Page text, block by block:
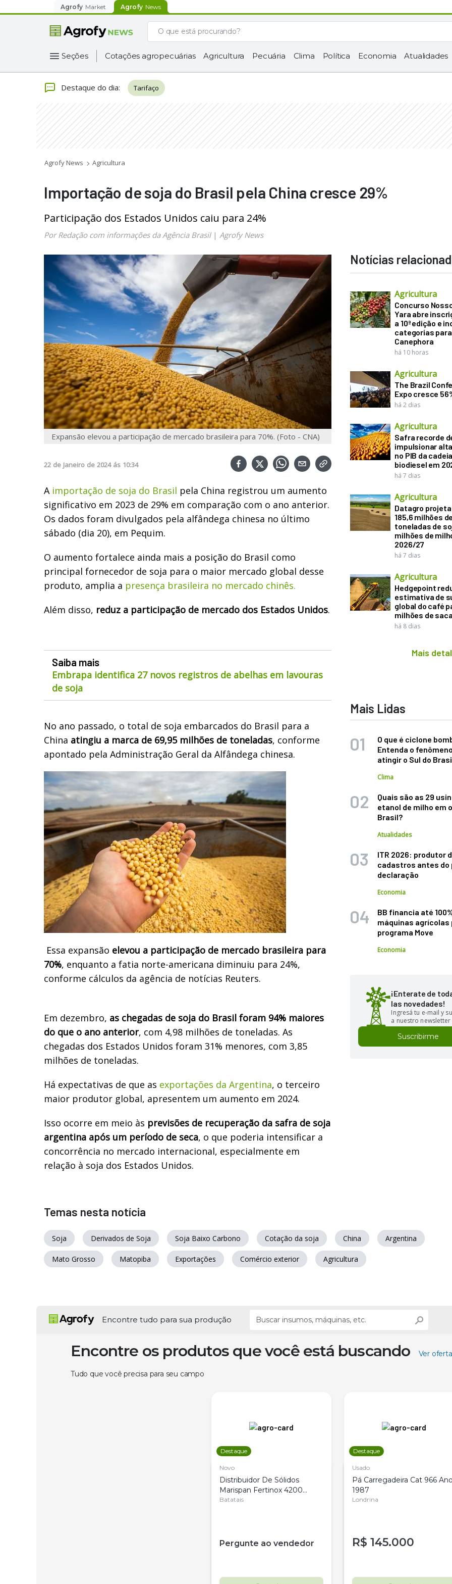
Agrofy Market Agrofy News
Seções Cotações agropecuárias Agricultura Pecuária Clima Política Economia Atualidades
Destaque do dia: Tarifaço
Agrofy News Agricultura
Importação de soja do Brasil pela China cresce 29%
Participação dos Estados Unidos caiu para 24%
Por Redação com informações da Agência Brasil| Agrofy News
Expansão elevou a participação de mercado brasileira para 70%. (Foto - CNA)
22 de Janeiro de 2024 ás 10:34
A importação de soja do Brasil pela China registrou um aumento
significativo em 2023 de 29% em comparação com o ano anterior.
Os dados foram divulgados pela alfândega chinesa no último
sábado (dia 20), em Pequim.
O aumento fortalece ainda mais a posição do Brasil como
principal fornecedor de soja para o maior mercado global desse
produto, amplia a presença brasileira no mercado chinês.
Além disso, reduz a participação de mercado dos Estados Unidos.
Saiba mais
Embrapa identifica 27 novos registros de abelhas em lavouras
de soja
No ano passado, o total de soja embarcados do Brasil para a
China atingiu a marca de 69,95 milhões de toneladas, conforme
apontado pela Administração Geral da Alfândega chinesa.
Essa expansão elevou a participação de mercado brasileira para
70%, enquanto a fatia norte-americana diminuiu para 24%,
conforme cálculos da agência de notícias Reuters.
Em dezembro, as chegadas de soja do Brasil foram 94% maiores
do que o ano anterior, com 4,98 milhões de toneladas. As
chegadas dos Estados Unidos foram 31% menores, com 3,85
milhões de toneladas.
Há expectativas de que as exportações da Argentina, o terceiro
maior produtor global, apresentem um aumento em 2024.
Isso ocorre em meio às previsões de recuperação da safra de soja
argentina após um período de seca, o que poderia intensificar a
concorrência no mercado internacional, especialmente em
relação à soja dos Estados Unidos.
Notícias
Agricultura
Concurso
Yara abre
a 10ª edição e
categorias
Canephora
há 10 horas
Agricultura
The Brazil
Expo cresce
há 2 dias
Agricultura
Safra recorde
impulsionar
no PIB da
biodiesel em
há 7 dias
Agricultura
Datagro
185,6 milhões
toneladas de
milhões de
2026/27
há 7 dias
Agricultura
Hedgepoint
estimativa de
global do café
milhões de
há 8 dias
Mais
Mais Lidas
O que é ciclone
Entenda o
atingir o Sul do
Clima
Quais são as 29
etanol de milho em
Brasil?
Atualidades
ITR 2026: produtor
cadastros antes do
declaração
Economia
BB financia até
máquinas agrícolas
programa Move
Economia
¡Enterate de
las novedades!
Ingresá tu e-mail y
a nuestro newsletter
Suscribirme
Temas nesta notícia
Soja Derivados de Soja Soja Baixo Carbono Cotação da soja China Argentina
Mato Grosso Matopiba Exportações Comércio exterior Agricultura
Encontre tudo para sua produção
Encontre os produtos que você está buscando Ver
Tudo que você precisa para seu campo
Destaque
Novo
Distribuidor De Sólidos
Marispan Fertinox 4200
Citrus
Batatais
Pergunte ao vendedor
Destaque
Usado
Pá Carregadeira Cat 966
1987
Londrina
R$ 145.000